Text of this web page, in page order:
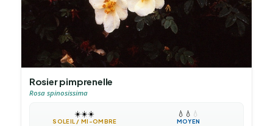
Rosier pimprenelle
Rosa spinosissima
☀️☀️☀️
SOLEIL / MI-OMBRE
💧 💧 💧
MOYEN